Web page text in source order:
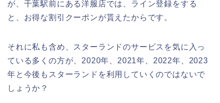
が、千葉駅前にある洋服店では、ライン登録をする
と、お得な割引クーポンが貰えたからです。
それに私も含め、スターランドのサービスを気に入っ
ている多くの方が、2020年、2021年、2022年、2023
年と今後もスターランドを利用していくのではないで
しょうか？